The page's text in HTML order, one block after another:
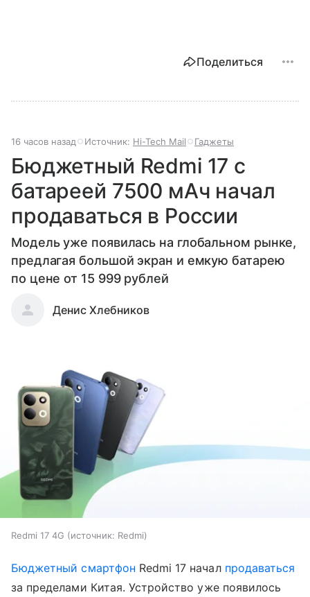
Поделиться
16 часов назад Источник: Hi-Tech Mail Гаджеты
Бюджетный Redmi 17 с
батареей 7500 мАч начал
продаваться в России
Модель уже появилась на глобальном рынке,
предлагая большой экран и емкую батарею
по цене от 15 999 рублей
Денис Хлебников
Redmi 17 4G источник: Redmi
Бюджетный смартфон Redmi 17 начал продаваться
за пределами Китая. Устройство уже появилось